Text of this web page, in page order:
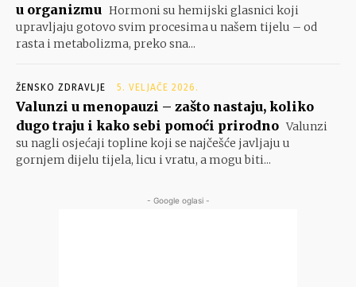
u organizmu Hormoni su hemijski glasnici koji
upravljaju gotovo svim procesima u našem tijelu – od
rasta i metabolizma, preko sna...
ŽENSKO ZDRAVLJE 5. VELJAČE 2026.
Valunzi u menopauzi – zašto nastaju, koliko
dugo traju i kako sebi pomoći prirodno Valunzi
su nagli osjećaji topline koji se najčešće javljaju u
gornjem dijelu tijela, licu i vratu, a mogu biti...
- Google oglasi -